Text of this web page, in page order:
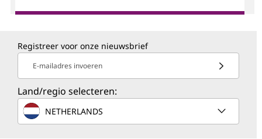
Registreer voor onze nieuwsbrief
E-mailadres invoeren
Land/regio selecteren:
NETHERLANDS